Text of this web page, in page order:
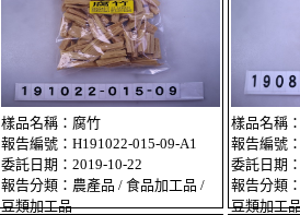
樣品名稱：腐竹
報告編號：H191022-015-09-A1
委託日期：2019-10-22
報告分類：農產品 / 食品加工品 /
豆類加工品
樣品名稱
報告編號
委託日期
報告分類
豆類加工